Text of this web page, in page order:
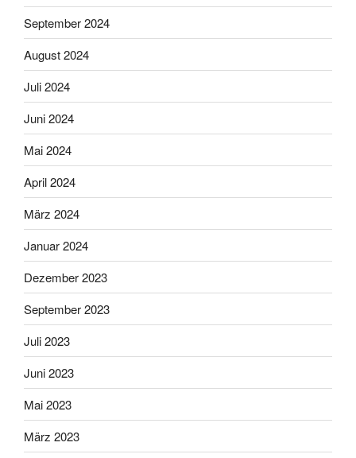
September 2024
August 2024
Juli 2024
Juni 2024
Mai 2024
April 2024
März 2024
Januar 2024
Dezember 2023
September 2023
Juli 2023
Juni 2023
Mai 2023
März 2023